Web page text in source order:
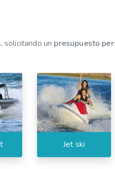
solicitando un presupuesto
Jet ski